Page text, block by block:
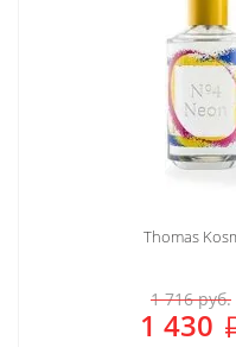
Thomas
1 716руб.
1 430